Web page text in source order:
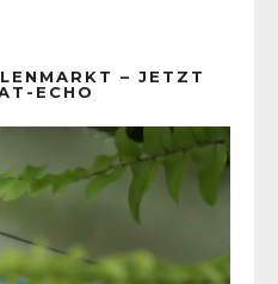
– JETZT
ECHO
Player